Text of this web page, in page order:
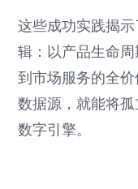
这些成功实践揭
辑：以产品生命
到市场服务的全
数据源，就能将
数字引擎。